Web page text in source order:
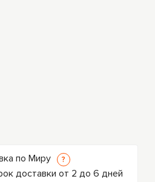
по Миру ?
доставки от 2 до 6 дней